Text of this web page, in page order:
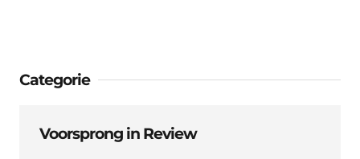
Categorie
Voorsprong in Review